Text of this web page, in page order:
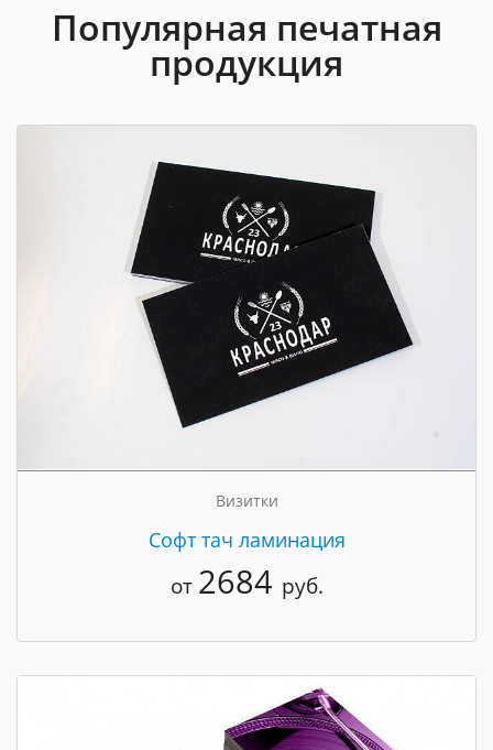
Популярная печатная
продукция
Визитки
Cофт тач ламинация
от 2684 руб.